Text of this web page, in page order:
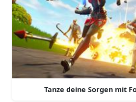
Tanze deine Sorgen mit